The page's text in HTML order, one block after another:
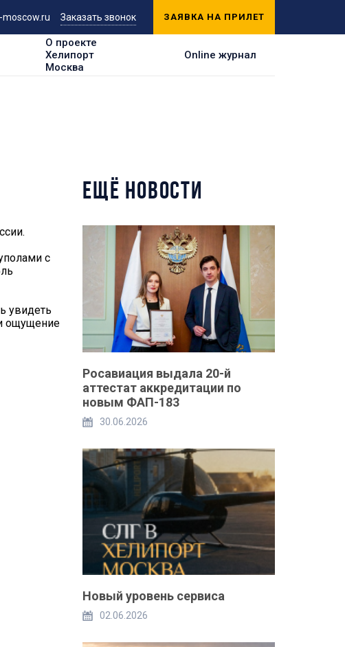
Заказать звонок ЗАЯВКА НА ПРИЛЕТ
О проекте
Хелипорт
Москва
Online журнал
с
увидеть
ощущение
ЕЩЁ НОВОСТИ
Росавиация выдала 20-й
аттестат аккредитации по
новым ФАП-183
30.06.2026
Новый уровень сервиса
02.06.2026